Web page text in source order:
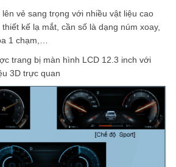
vẻ sang trọng với nhiều vật liệu cao
kế lạ mắt, cần số là dạng núm xoay,
1 chạm,…
trang bị màn hình LCD 12.3 inch với
3D trực quan